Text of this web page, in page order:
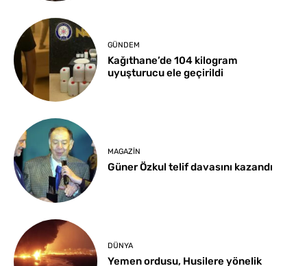
GÜNDEM
Kağıthane’de 104 kilogram
uyuşturucu ele geçirildi
MAGAZIN
Güner Özkul telif davasını kazandı
DÜNYA
Yemen ordusu, Husilere yönelik